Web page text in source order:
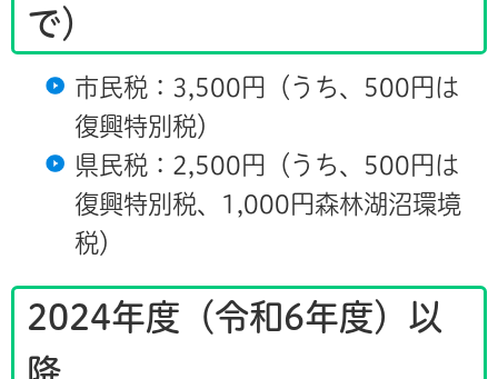
で）
市民税：3,500円（うち、500円は
復興特別税）
県民税：2,500円（うち、500円は
復興特別税、1,000円森林湖沼環境
税）
2024年度（令和6年度）以